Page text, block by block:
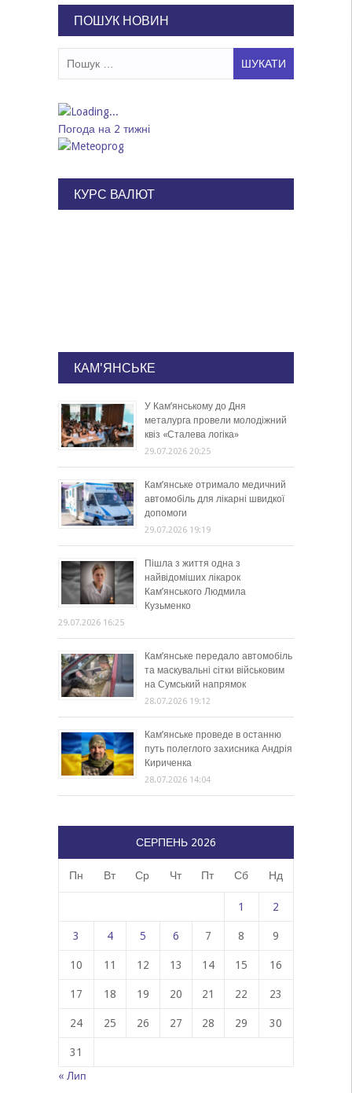
ПОШУК НОВИН
Погода на 2 тижні
КУРС ВАЛЮТ
КАМ'ЯНСЬКЕ
У Кам’янському до Дня
металурга провели молодіжний
квіз «Сталева логіка»
29.07.2026 20:25
Кам’янське отримало медичний
автомобіль для лікарні швидкої
допомоги
29.07.2026 19:19
Пішла з життя одна з
найвідоміших лікарок
Кам’янського Людмила
Кузьменко
29.07.2026 16:25
Кам’янське передало автомобіль
та маскувальні сітки військовим
на Сумський напрямок
28.07.2026 19:12
Кам’янське проведе в останню
путь полеглого захисника Андрія
Кириченка
28.07.2026 14:04
СЕРПЕНЬ 2026
Пн Вт Ср Чт Пт Сб Нд
1 2
3 4 5 6 7 8 9
10 11 12 13 14 15 16
17 18 19 20 21 22 23
24 25 26 27 28 29 30
31
« Лип